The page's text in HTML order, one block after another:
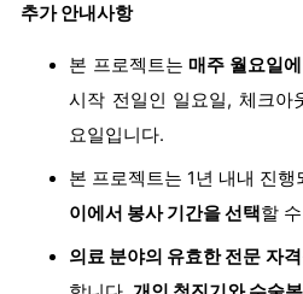
추가 안내사항
본 프로젝트는 매주 월요일
시작 전일인 일요일, 체크아
요일입니다.
본 프로젝트는 1년 내내 진행
이에서 봉사 기간을 선택할
의료 분야의 유효한 전문 자격